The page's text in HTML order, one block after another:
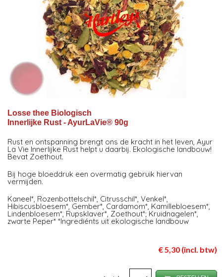
Losse thee Biologisch
Innerlijke Rust - AyurLaVie® 90g
Rust en ontspanning brengt ons de kracht in het leven, Ayur
La Vie Innerlijke Rust helpt u daarbij. Ekologische landbouw!
Bevat Zoethout.
Bij hoge bloeddruk een overmatig gebruik hiervan
vermijden.
Kaneel*, Rozenbottelschil*, Citrusschil*, Venkel*,
Hibiscusbloesem*, Gember*, Cardamom*, Kamillebloesem*,
Lindenbloesem*, Rupsklaver*, Zoethout*; Kruidnagelen*,
zwarte Peper* *Ingrediénts uit ekologische landbouw
€ 5,30 (incl. btw)